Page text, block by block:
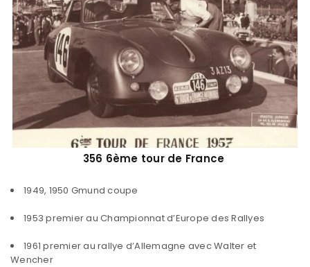
356 6ème tour de France
1949, 1950 Gmund coupe
1953 premier au Championnat d’Europe des Rallyes
1961 premier au rallye d’Allemagne avec Walter et
Wencher